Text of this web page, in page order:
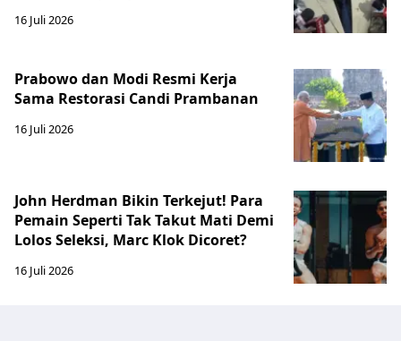
16 Juli 2026
Prabowo dan Modi Resmi Kerja
Sama Restorasi Candi Prambanan
16 Juli 2026
John Herdman Bikin Terkejut! Para
Pemain Seperti Tak Takut Mati Demi
Lolos Seleksi, Marc Klok Dicoret?
16 Juli 2026